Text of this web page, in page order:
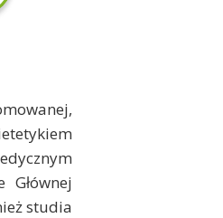
studia